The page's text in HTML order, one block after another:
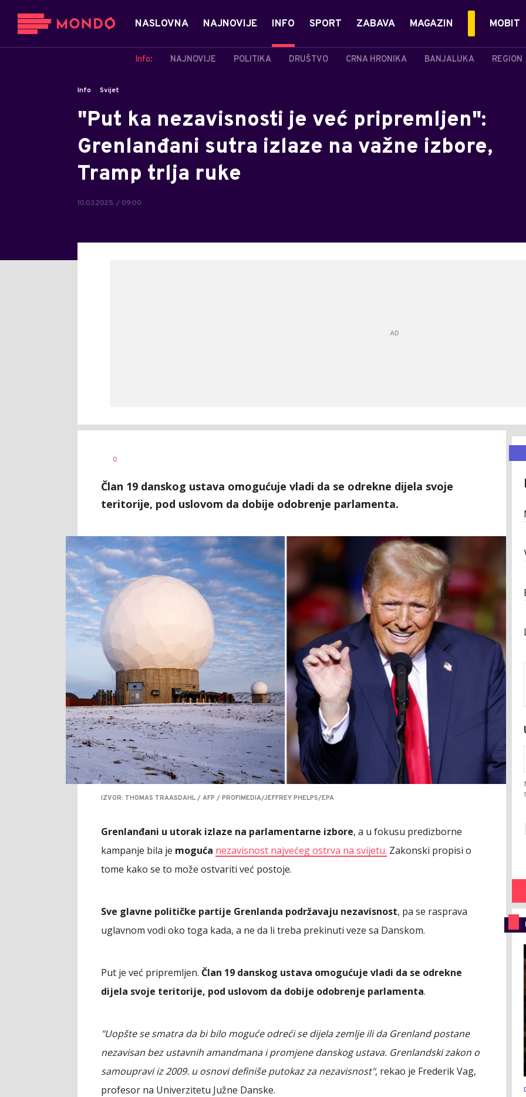
NASLOVNA NAJNOVIJE INFO
Info: NAJNOVIJE POLITIKA DRUŠTVO CRNA HRONIKA BANJALUKA REGION
SPORT ZABAVA MAGAZIN MOBIT
Info Svijet
"Put ka nezavisnosti je već pripremljen":
Grenlanđani sutra izlaze na važne izbore,
Tramp trlja ruke
10.03.2025. / 09:00
0
Član 19 danskog ustava omogućuje vladi da se odrekne dijela svoje
teritorije, pod uslovom da dobije odobrenje parlamenta.
IZVOR: THOMAS TRAASDAHL / AFP / PROFIMEDIA/JEFFREY PHELPS/EPA
Grenlanđani u utorak izlaze na parlamentarne izbore, a u fokusu predizborne
kampanje bila je moguća nezavisnost najvećeg ostrva na svijetu. Zakonski propisi o
tome kako se to može ostvariti već postoje.
Sve glavne političke partije Grenlanda podržavaju nezavisnost, pa se rasprava
uglavnom vodi oko toga kada, a ne da li treba prekinuti veze sa Danskom.
Put je već pripremljen. Član 19 danskog ustava omogućuje vladi da se odrekne
dijela svoje teritorije, pod uslovom da dobije odobrenje parlamenta.
"Uopšte se smatra da bi bilo moguće odreći se dijela zemlje ili da Grenland postane
nezavisan bez ustavnih amandmana i promjene danskog ustava. Grenlandski zakon o
samoupravi iz 2009. u osnovi definiše putokaz za nezavisnost", rekao je Frederik Vag,
profesor na Univerzitetu Južne Danske.